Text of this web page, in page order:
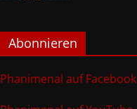
Abonnieren
Phanimenal auf Facebook